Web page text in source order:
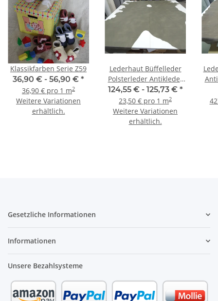
Klassikfarben Serie Z59
36,90 € - 56,90 € *
36,90 € pro 1 m2
Weitere Variationen
erhältlich.
Lederhaut Büffelleder
Polsterleder Antikleder
schlammgrau
124,55 € - 125,73 € *
23,50 € pro 1 m2
Weitere Variationen
erhältlich.
Gesetzliche Informationen
Informationen
Unsere Bezahlsysteme